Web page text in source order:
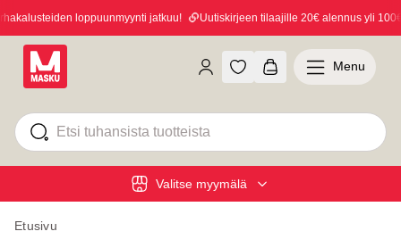
loppuunmyynti jatkuu! Uutiskirjeen tilaajille 20€ alennus yli 100€
Valitse myymälä
Menu
Etusivu